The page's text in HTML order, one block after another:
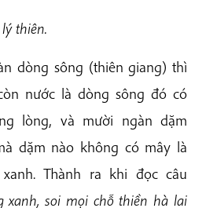
thiên.
dòng sông (thiên giang) thì
nước là dòng sông đó có
lòng, và mười ngàn dặm
dặm nào không có mây là
Thành ra khi đọc câu
xanh, soi mọi chỗ thiền hà lai